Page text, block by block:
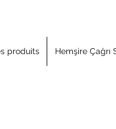
produits Hemşire Çağrı